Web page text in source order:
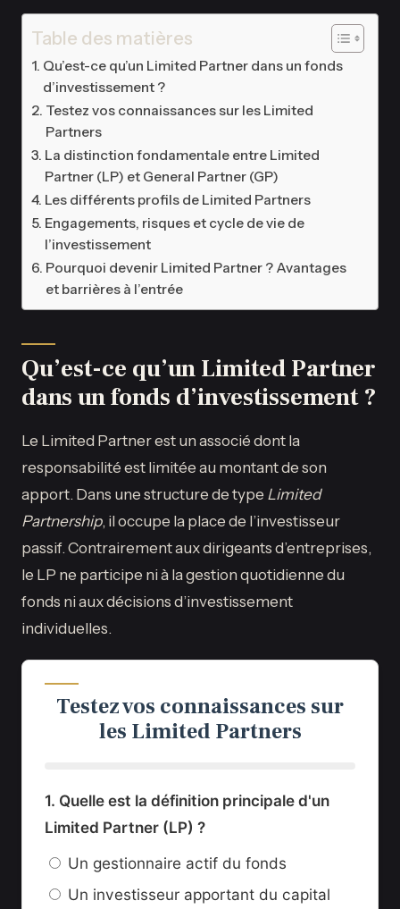
Table des matières
Qu’est-ce qu’un Limited Partner dans un fonds
d’investissement ?
Testez vos connaissances sur les Limited
Partners
La distinction fondamentale entre Limited
Partner (LP) et General Partner (GP)
Les différents profils de Limited Partners
Engagements, risques et cycle de vie de
l’investissement
Pourquoi devenir Limited Partner ? Avantages
et barrières à l’entrée
Qu’est-ce qu’un Limited Partner
dans un fonds d’investissement ?
Le Limited Partner est un associé dont la
responsabilité est limitée au montant de son
apport. Dans une structure de type Limited
Partnership, il occupe la place de l’investisseur
passif. Contrairement aux dirigeants d’entreprises,
le LP ne participe ni à la gestion quotidienne du
fonds ni aux décisions d’investissement
individuelles.
Testez vos connaissances sur
les Limited Partners
1. Quelle est la définition principale d'un
Limited Partner (LP) ?
Un gestionnaire actif du fonds
Un investisseur apportant du capital